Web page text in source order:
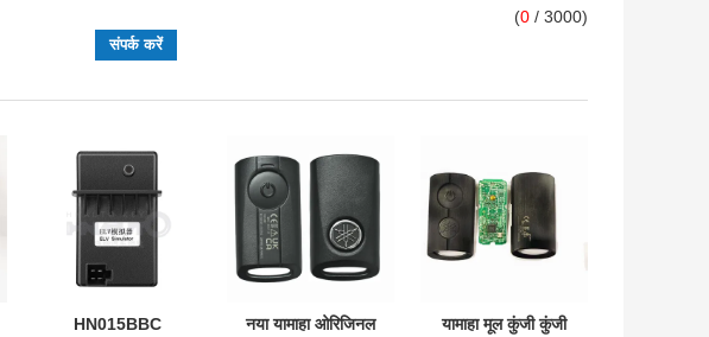
(0 / 3000)
HN015BBC
नया यामाहा ओरिजिनल
यामाहा मूल कुंजी कुंजी